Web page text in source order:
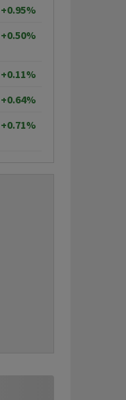
+0.95%
+0.50%
+0.11%
+0.64%
+0.71%